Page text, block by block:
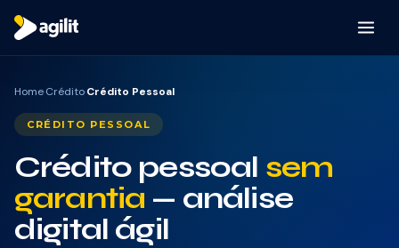
Por que a Agilit
Como funciona
CRÉDITO
Home·Crédito·Crédito Pessoal
CRÉDITO PESSOAL
Crédito pessoal sem
garantia — análise
digital ágil